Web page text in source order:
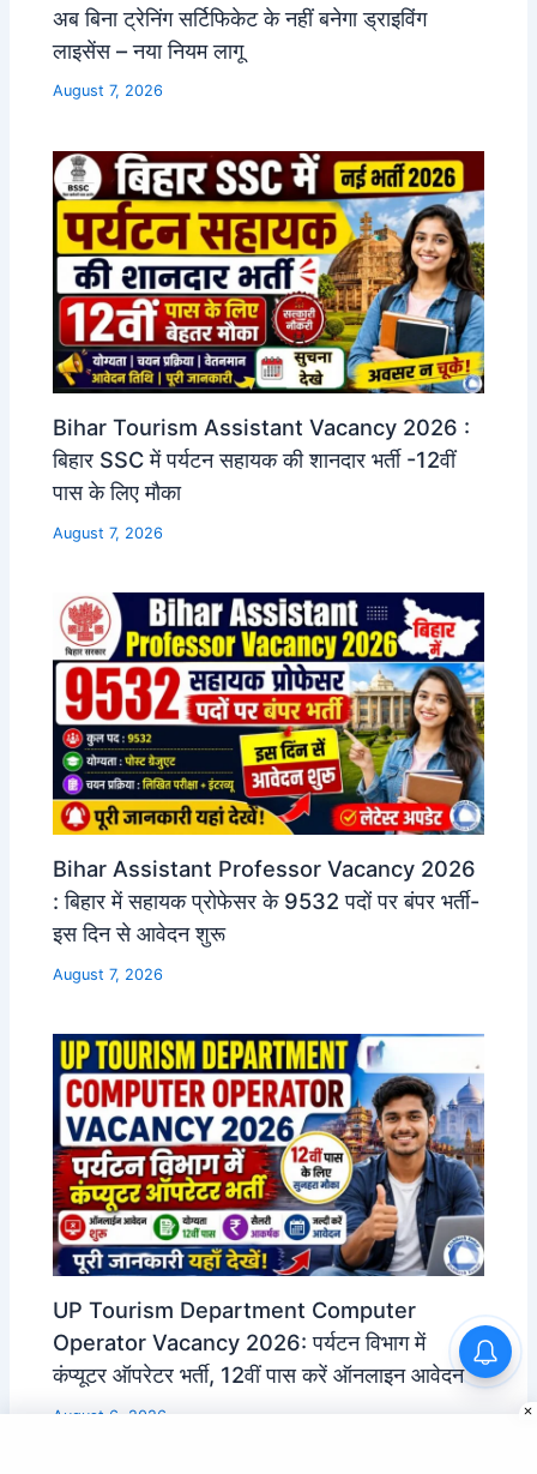
अब बिना ट्रेनिंग सर्टिफिकेट के नहीं बनेगा ड्राइविंग
लाइसेंस – नया नियम लागू
August 7, 2026
Bihar Tourism Assistant Vacancy 2026 :
बिहार SSC में पर्यटन सहायक की शानदार भर्ती -12वीं
पास के लिए मौका
August 7, 2026
Bihar Assistant Professor Vacancy 2026
: बिहार में सहायक प्रोफेसर के 9532 पदों पर बंपर भर्ती-
इस दिन से आवेदन शुरू
August 7, 2026
UP Tourism Department Computer
Operator Vacancy 2026: पर्यटन विभाग में
कंप्यूटर ऑपरेटर भर्ती, 12वीं पास करें ऑनलाइन आवेदन
August 6, 2026